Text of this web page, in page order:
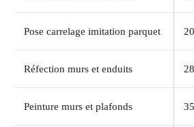
Pose carrelage imitation parquet
Réfection murs et enduits
Peinture murs et plafonds